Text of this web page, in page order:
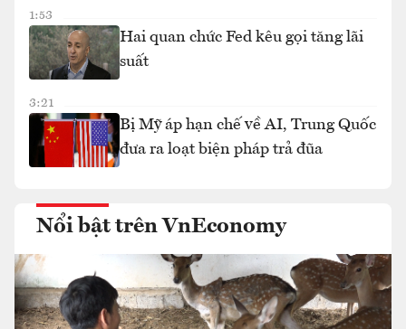
1:53
Hai quan chức Fed kêu gọi tăng lãi
suất
3:21
Bị Mỹ áp hạn chế về AI, Trung Quốc
đưa ra loạt biện pháp trả đũa
Nổi bật trên VnEconomy